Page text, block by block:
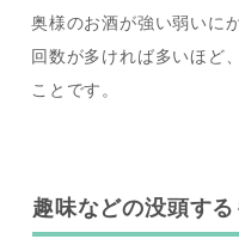
奥様のお酒が強い弱いに
回数が多ければ多いほど
ことです。
趣味などの没頭す